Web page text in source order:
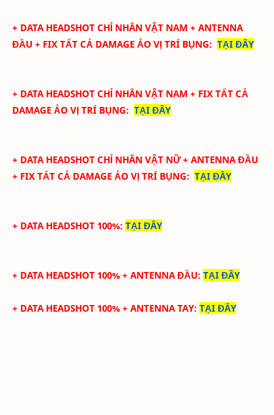
+ DATA HEADSHOT CHỈ NHÂN VẬT NAM + ANTENNA
ĐẦU + FIX TẤT CẢ DAMAGE ẢO VỊ TRÍ BỤNG: TẠI ĐÂY
+ DATA HEADSHOT CHỈ NHÂN VẬT NAM + FIX TẤT CẢ
DAMAGE ẢO VỊ TRÍ BỤNG: TẠI ĐÂY
+ DATA HEADSHOT CHỈ NHÂN VẬT NỮ + ANTENNA ĐẦU
+ FIX TẤT CẢ DAMAGE ẢO VỊ TRÍ BỤNG: TẠI ĐÂY
+ DATA HEADSHOT 100%: TẠI ĐÂY
+ DATA HEADSHOT 100% + ANTENNA ĐẦU: TẠI ĐÂY
+ DATA HEADSHOT 100% + ANTENNA TAY: TẠI ĐÂY